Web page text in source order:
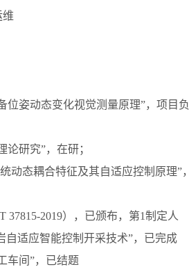
维
位姿动态变化视觉测量原理”，项目负
研究”，在研；
动态耦合特征及其自适应控制原理”，
2019），已颁布，第1制定人
自适应智能控制开采技术”，已完成
车间”，已结题